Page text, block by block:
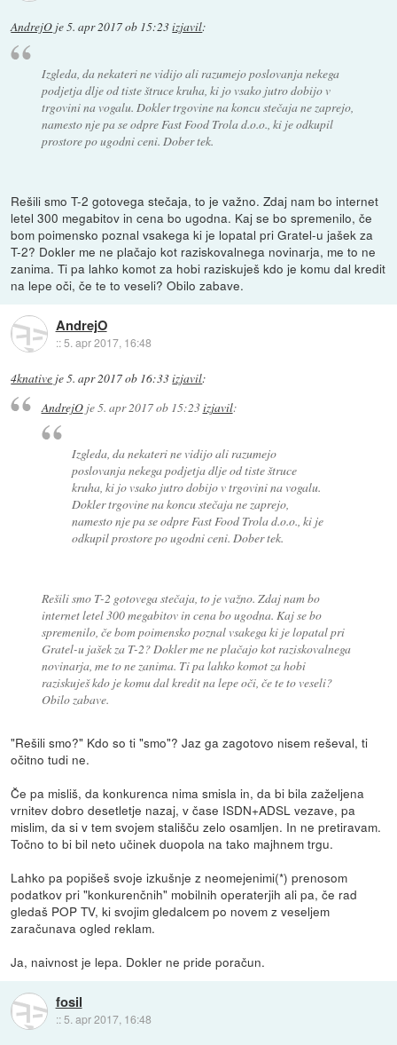
AndrejO je5. apr 2017 ob 15:23izjavil:
Izgleda, da nekateri ne vidijo ali razumejo poslovanja nekega
podjetja dlje od tiste štruce kruha, ki jo vsako jutro dobijo v
trgovini na vogalu. Dokler trgovine na koncu stečaja ne zaprejo,
namesto nje pa se odpre Fast Food Trola d.o.o., ki je odkupil
prostore po ugodni ceni. Dober tek.
Rešili smo T-2 gotovega stečaja, to je važno. Zdaj nam bo internet
letel 300 megabitov in cena bo ugodna. Kaj se bo spremenilo, če
bom poimensko poznal vsakega ki je lopatal pri Gratel-u jašek za
T-2? Dokler me ne plačajo kot raziskovalnega novinarja, me to ne
zanima. Ti pa lahko komot za hobi raziskuješ kdo je komu dal kredit
na lepe oči, če te to veseli? Obilo zabave.
AndrejO
::5. apr 2017, 16:48
4knative je5. apr 2017 ob 16:33izjavil:
AndrejOje5. apr 2017 ob 15:23izjavil:
Izgleda, da nekateri ne vidijo ali razumejo
poslovanja nekega podjetja dlje od tiste štruce
kruha, ki jo vsako jutro dobijo v trgovini na vogalu.
Dokler trgovine na koncu stečaja ne zaprejo,
namesto nje pa se odpre Fast Food Trola d.o.o., ki je
odkupil prostore po ugodni ceni. Dober tek.
Rešili smo T-2 gotovega stečaja, to je važno. Zdaj nam bo
internet letel 300 megabitov in cena bo ugodna. Kaj se bo
spremenilo, če bom poimensko poznal vsakega ki je lopatal pri
Gratel-u jašek za T-2? Dokler me ne plačajo kot raziskovalnega
novinarja, me to ne zanima. Ti pa lahko komot za hobi
raziskuješ kdo je komu dal kredit na lepe oči, če te to veseli?
Obilo zabave.
"Rešili smo?" Kdo so ti "smo"? Jaz ga zagotovo nisem reševal, ti
očitno tudi ne.
Če pa misliš, da konkurenca nima smisla in, da bi bila zaželjena
vrnitev dobro desetletje nazaj, v čase ISDN+ADSL vezave, pa
mislim, da si v tem svojem stališču zelo osamljen. In ne pretiravam.
Točno to bi bil neto učinek duopola na tako majhnem trgu.
Lahko pa popišeš svoje izkušnje z neomejenimi(*) prenosom
podatkov pri "konkurenčnih" mobilnih operaterjih ali pa, če rad
gledaš POP TV, ki svojim gledalcem po novem z veseljem
zaračunava ogled reklam.
Ja, naivnost je lepa. Dokler ne pride poračun.
fosil
:: 5. apr 2017, 16:48